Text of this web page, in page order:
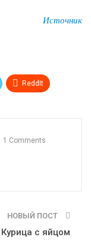
Источник
ReddIt
1 Comments
НОВЫЙ ПОСТ
Курица с яйцом